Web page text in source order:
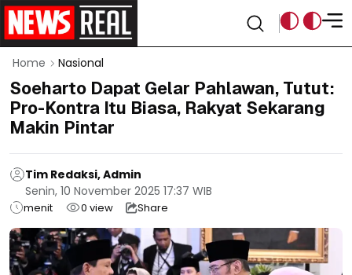
Home Nasional
Soeharto Dapat Gelar Pahlawan, Tutut:
Pro-Kontra Itu Biasa, Rakyat Sekarang
Makin Pintar
Tim Redaksi, Admin
Senin, 10 November 2025 17:37 WIB
menit 0 view Share